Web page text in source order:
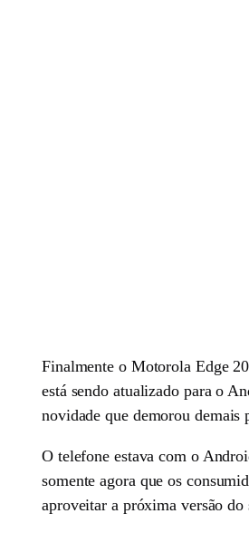
Finalmente o Motorola Edge
está sendo atualizado para o
novidade que demorou demais
O telefone estava com o
somente agora que os
aproveitar a próxima versão do